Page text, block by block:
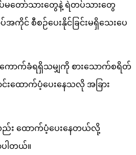
မတော်သားတွေနဲ့ ရဲတပ်သားတွေ
င် စီစဉ်ပေးနိုင်ခြင်းမရှိသေးပေ
ောက်ခံရရှိသမျှကို စားသောက်စရိတ်
ထောက်ပံ့ပေးနေသလို အခြား
ထောက်ပံ့ပေးနေတယ်လို့
ပါတယ်။